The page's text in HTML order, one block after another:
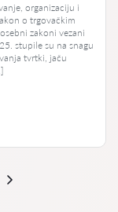
organizaciju i
o trgovačkim
zakoni vezani
stupile su na snagu
tvrtki, jaču